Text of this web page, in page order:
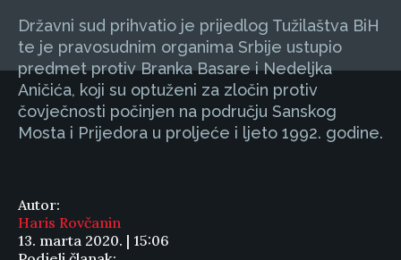
Državni sud prihvatio je prijedlog Tužilaštva BiH
te je pravosudnim organima Srbije ustupio
predmet protiv Branka Basare i Nedeljka
Aničića, koji su optuženi za zločin protiv
čovječnosti počinjen na području Sanskog
Mosta i Prijedora u proljeće i ljeto 1992. godine.
Autor:
Haris Rovčanin
13. marta 2020. | 15:06